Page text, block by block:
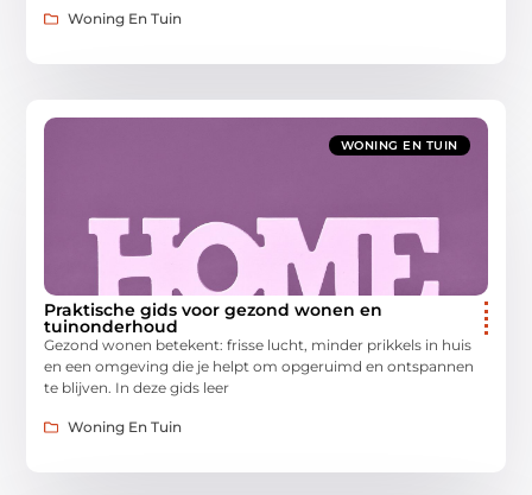
Woning En Tuin
WONING EN TUIN
Praktische gids voor gezond wonen en
tuinonderhoud
Gezond wonen betekent: frisse lucht, minder prikkels in huis
en een omgeving die je helpt om opgeruimd en ontspannen
te blijven. In deze gids leer
Woning En Tuin